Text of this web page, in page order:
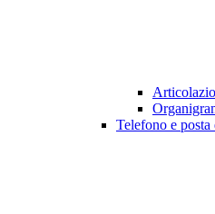
Telefono e posta